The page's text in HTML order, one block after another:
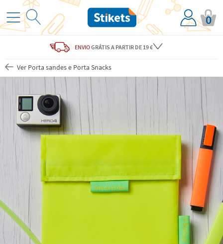
0
ENVIOGRÁTIS A PARTIR DE 19 €
Ver Porta sandes e Porta Snacks